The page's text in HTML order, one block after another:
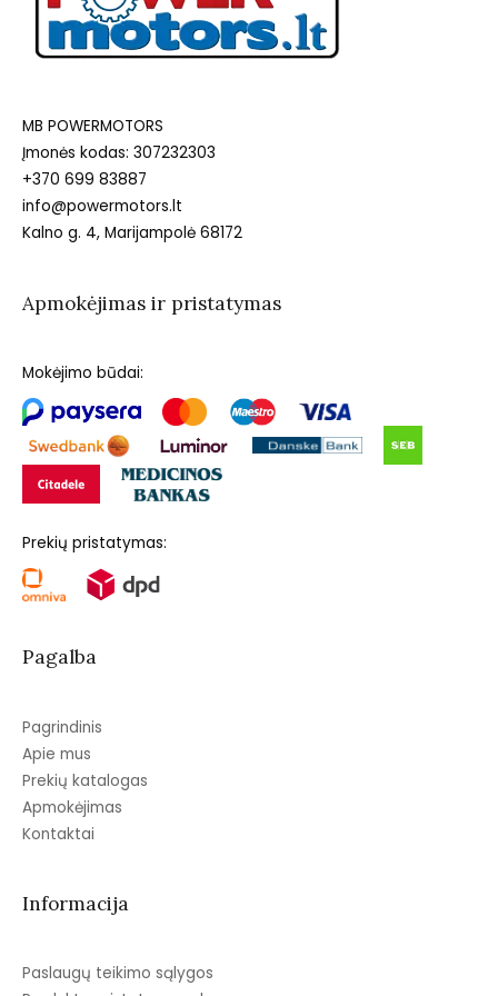
MB POWERMOTORS
Įmonės kodas: 307232303
+370 699 83887
info@powermotors.lt
Kalno g. 4, Marijampolė 68172
Apmokėjimas ir pristatymas
Mokėjimo būdai:
Prekių pristatymas:
Pagalba
Pagrindinis
Apie mus
Prekių katalogas
Apmokėjimas
Kontaktai
Informacija
Paslaugų teikimo sąlygos